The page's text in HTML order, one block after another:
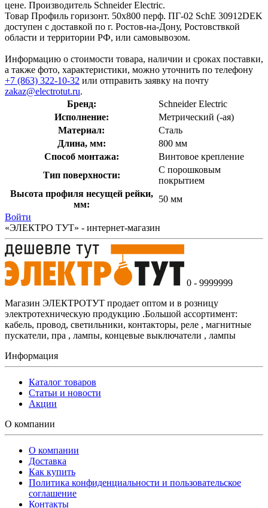
цене. Производитель Schneider Electric.
Товар Профиль горизонт. 50х800 перф. ПГ-02 SchE 30912DEK
доступен с доставкой по г. Ростов-на-Дону, Ростовствкой
области и территории РФ, или самовывозом.
Информацию о стоимости товара, наличии и сроках поставки,
а также фото, характеристики, можно уточнить по телефону
+7 (863) 322-10-32 или отправить заявку на почту
zakaz@electrotut.ru.
Бренд:
Schneider Electric
Исполнение:
Метрический (-ая)
Материал:
Сталь
Длина, мм:
800 мм
Способ монтажа:
Винтовое крепление
Тип поверхности:
С порошковым
покрытием
Высота профиля несущей рейки,
мм:
50 мм
Войти
«ЭЛЕКТРО ТУТ» - интернет-магазин
0 - 9999999
Магазин ЭЛЕКТРОТУТ продает оптом и в розницу
электротехническую продукцию .Большой ассортимент:
кабель, провод, светильники, контакторы, реле , магнитные
пускатели, пра , лампы, концевые выключатели , лампы
Информация
Каталог товаров
Статьи и новости
Акции
О компании
О компании
Доставка
Как купить
Политика конфиденциальности и пользовательское
соглашение
Контакты